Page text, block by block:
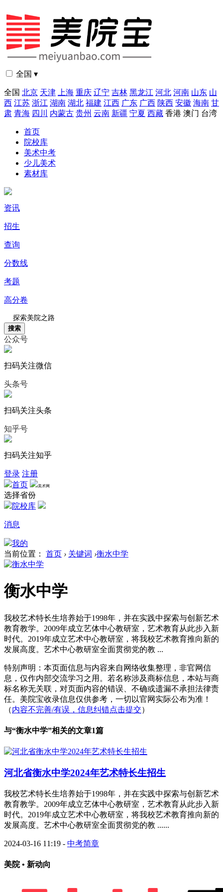
全国 ▾
全国 北京 天津 上海 重庆 辽宁 吉林 黑龙江 河北 河南 山东 山
西 江苏 浙江 湖南 湖北 福建 江西 广东 广西 陕西 安徽 海南 甘
肃 青海 四川 内蒙古 贵州 云南 新疆 宁夏 西藏 香港 澳门 台湾
首页
院校库
美术中考
少儿美术
素材库
资讯
招生
查询
分数线
考题
高分卷
搜索
公众号
扫码关注微信
头条号
扫码关注头条
知乎号
扫码关注知乎
登录 注册
首页
美术网
选择省份
院校库
消息
我的
当前位置：
首页 › 关键词 ›衡水中学
衡水中学
我校艺术特长生培养始于1998年，并在实践中探索与创新艺术
教育教学。2009年成立艺体中心教研室，艺术教育从此步入新
时代。2019年成立艺术中心教研室，将我校艺术教育推向新的
发展高度。艺术中心教研室全面贯彻党的教 ...
特别声明：本页面信息与内容来自网络收集整理，非官网信
息，仅作内部交流学习之用。若名称涉及商标信息，本站与商
标名称无关联，对页面内容的错误、不确或遗漏不承担法律责
任。美院宝收录信息仅供参考，一切以官网实际公布为准！
（内容不完善/有误，信息纠错点击提交）
与“衡水中学”相关的文章1篇
河北省衡水中学2024年艺术特长生招生
我校艺术特长生培养始于1998年，并在实践中探索与创新艺术
教育教学。2009年成立艺体中心教研室，艺术教育从此步入新
时代。2019年成立艺术中心教研室，将我校艺术教育推向新的
发展高度。艺术中心教研室全面贯彻党的教 ......
2024-03-16 11:19 - 中考简章
美院 • 新动向